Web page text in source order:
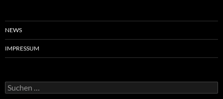
NEWS
IMPRESSUM
Suchen
nach: